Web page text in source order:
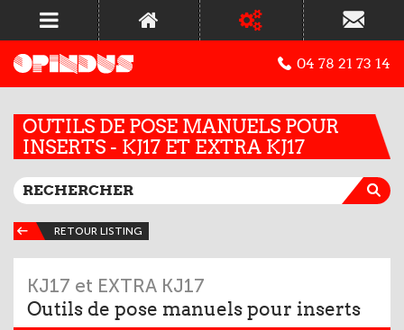
04 78 21 73 14
OUTILS DE POSE MANUELS POUR
INSERTS - KJ17 ET EXTRA KJ17
RETOUR LISTING
KJ17 et EXTRA KJ17
Outils de pose manuels pour inserts